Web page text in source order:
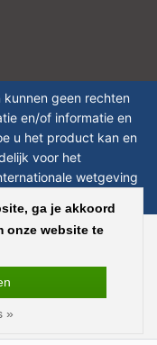
geen rechten
en/of informatie en
u het product kan en
voor het
wetgeving
rights reserved - Theme by
ga je akkoord
onze website te
»